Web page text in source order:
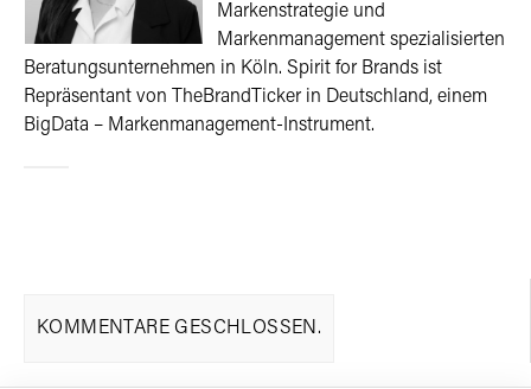
Markenstrategie und
Markenmanagement spezialisierten
Beratungsunternehmen in Köln. Spirit for Brands ist
Repräsentant von TheBrandTicker in Deutschland, einem
BigData – Markenmanagement-Instrument.
KOMMENTARE GESCHLOSSEN.